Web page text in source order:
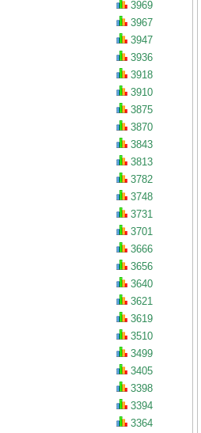
3969
3967
3947
3936
3918
3910
3875
3870
3843
3813
3782
3748
3731
3701
3666
3656
3640
3621
3619
3510
3499
3405
3398
3394
3364